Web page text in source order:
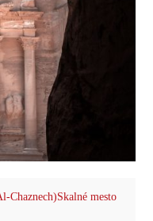
Chaznech)Skalné mesto